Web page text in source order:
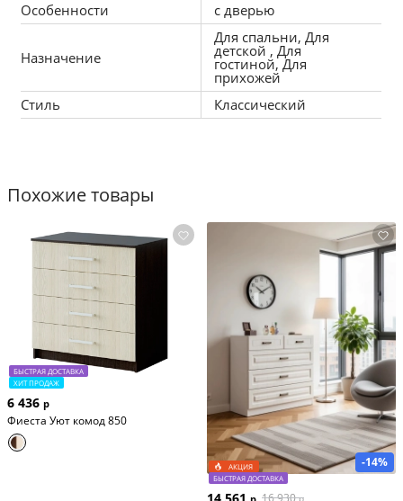
Габаритные размеры комода (ШхГхВ): 79.7х38.3х97.9 см.
Производитель: мебельная фабрика Моби.
Особенности с дверью
Назначение
Для спальни, Для
детской , Для
гостиной, Для
прихожей
Стиль
Классический
Похожие товары
БЫСТРАЯ ДОСТАВКА
ХИТ ПРОДАЖ
6 436 р
Фиеста Уют комод 850
-14%
АКЦИЯ
БЫСТРАЯ ДОСТАВКА
14 561 16 930 р